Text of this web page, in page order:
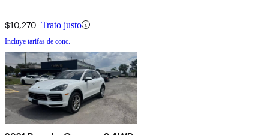
$10,270 Trato justo
Incluye tarifas de conc.